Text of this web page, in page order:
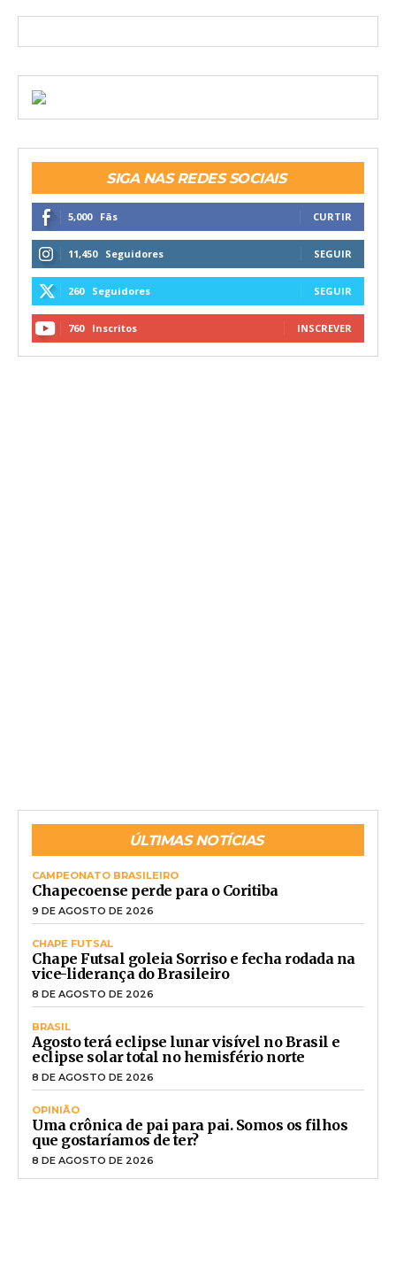
SIGA NAS REDES SOCIAIS
5,000 Fãs CURTIR
11,450 Seguidores SEGUIR
260 Seguidores SEGUIR
760 Inscritos INSCREVER
ÚLTIMAS NOTÍCIAS
CAMPEONATO BRASILEIRO
Chapecoense perde para o Coritiba
9 DE AGOSTO DE 2026
CHAPE FUTSAL
Chape Futsal goleia Sorriso e fecha rodada na
vice-liderança do Brasileiro
8 DE AGOSTO DE 2026
BRASIL
Agosto terá eclipse lunar visível no Brasil e
eclipse solar total no hemisfério norte
8 DE AGOSTO DE 2026
OPINIÃO
Uma crônica de pai para pai. Somos os filhos
que gostaríamos de ter?
8 DE AGOSTO DE 2026